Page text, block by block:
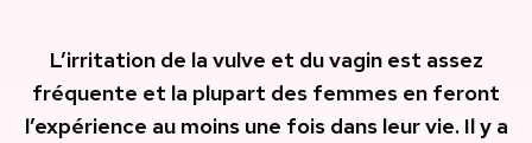
L’irritation de la vulve et du vagin est assez
fréquente et la plupart des femmes en feront
l’expérience au moins une fois dans leur vie. Il y a